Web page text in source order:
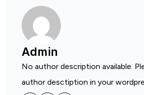
Admin
No author description available.
author desctiption in your